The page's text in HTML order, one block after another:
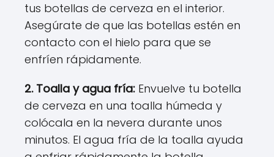
tus botellas de cerveza en el interior.
Asegúrate de que las botellas estén en
contacto con el hielo para que se
enfríen rápidamente.
2. Toalla y agua fría: Envuelve tu botella
de cerveza en una toalla húmeda y
colócala en la nevera durante unos
minutos. El agua fría de la toalla ayuda